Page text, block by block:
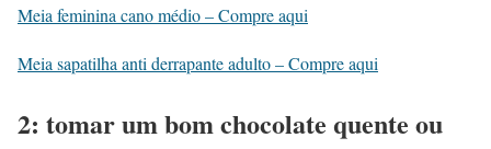
Meia feminina cano médio – Compre aqui
Meia sapatilha anti derrapante adulto – Compre aqui
2: tomar um bom chocolate quente ou